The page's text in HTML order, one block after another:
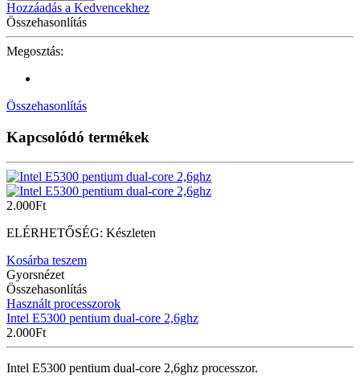
Hozzáadás a Kedvencekhez
Összehasonlítás
Megosztás:
Összehasonlítás
Kapcsolódó termékek
2.000Ft
ELÉRHETŐSÉG: Készleten
Kosárba teszem
Gyorsnézet
Összehasonlítás
Használt processzorok
Intel E5300 pentium dual-core 2,6ghz
2.000Ft
Intel E5300 pentium dual-core 2,6ghz processzor.